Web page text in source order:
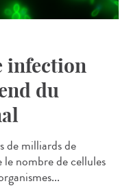
infection
du
de milliards de
nombre de cellules